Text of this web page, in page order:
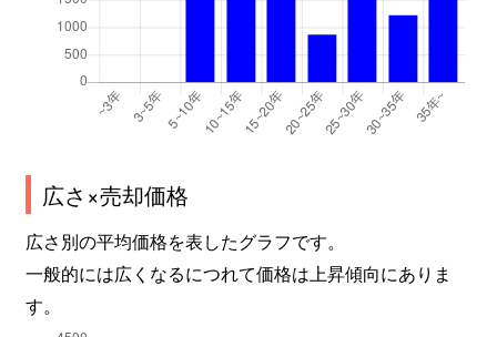
広さ×売却価格
広さ別の平均価格を表したグラフです。
一般的には広くなるにつれて価格は上昇傾向にありま
す。